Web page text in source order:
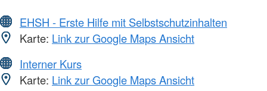
EHSH - Erste Hilfe mit Selbstschutzinhalten
Karte: Link zur Google Maps Ansicht
Interner Kurs
Karte: Link zur Google Maps Ansicht